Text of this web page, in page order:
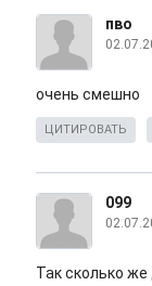
пво
очень смешно
ЦИТИРОВАТЬ
099
Так сколько